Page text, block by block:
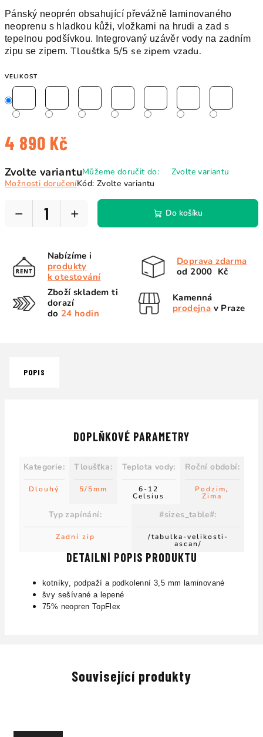
Pánský neoprén obsahující převážně laminovaného
neoprenu s hladkou kůži, vložkami na hrudi a zad s
tepelnou podšívkou.
Integrovaný uzávěr vody na zadním
zipu se zipem.Tloušťka 5/5 se zipem vzadu.
VELIKOST
4 890 Kč
cena:
Zvolte variantuMůžeme doručit do:
Zvolte variantu
Možnosti doručeníKód: Zvolte variantu
+
− Do košíku
Nabízíme i
produkty
k otestování
Doprava zdarma
od 2000 Kč
Zboží skladem ti
dorazí
do 24 hodin
Kamenná
prodejna v Praze
POPIS
DETAILNÍ POPIS PRODUKTU
kotníky, podpaží a podkolenní 3,5 mm laminované
švy sešívané a lepené
75% neopren TopFlex
DOPLŇKOVÉ PARAMETRY
Kategorie:
Dlouhý
Tloušťka:
5/5mm
Teplota vody:
6-12
Celsius
Roční období:
Podzim,
Zima
Typ zapínání:
Zadní zip
#sizes_table#:
/tabulka-velikosti-
ascan/
Související produkty